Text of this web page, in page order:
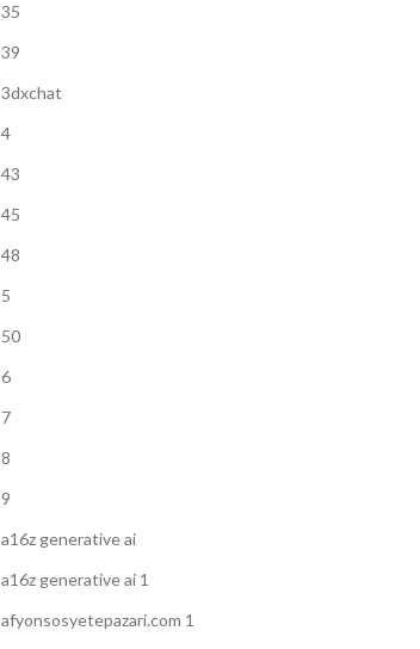
35
39
3dxchat
4
43
45
48
5
50
6
7
8
9
a16z generative ai
a16z generative ai 1
afyonsosyetepazari.com 1